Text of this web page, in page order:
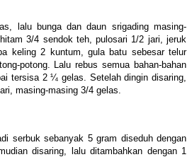
lalu bunga dan daun srigading masing-
3/4 sendok teh, pulosari 1/2 jari, jeruk
keling 2 kuntum, gula batu sebesar telur
potong. Lalu rebus semua bahan-bahan
tersisa 2 ¼ gelas. Setelah dingin disaring,
masing-masing 3/4 gelas.
serbuk sebanyak 5 gram diseduh dengan
disaring, lalu ditambahkan dengan 1